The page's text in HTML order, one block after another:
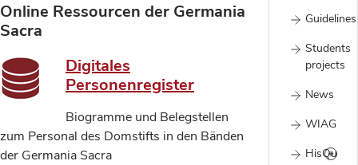
Guidelines
Students
projects
News
WIAG
HisQu
Online Ressourcen der Germania
Sacra
Digitales
Personenregister
Biogramme und Belegstellen
zum Personal des Domstifts in den Bänden
der Germania Sacra